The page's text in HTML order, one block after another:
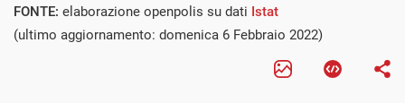
FONTE: elaborazione openpolis su dati Istat
(ultimo aggiornamento: domenica 6 Febbraio 2022)